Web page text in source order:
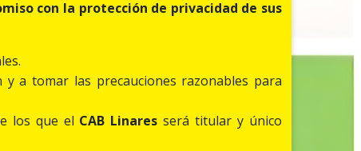
con la protección de privacidad de sus
a tomar las precauciones razonables para
los que el CAB Linares será titular y único